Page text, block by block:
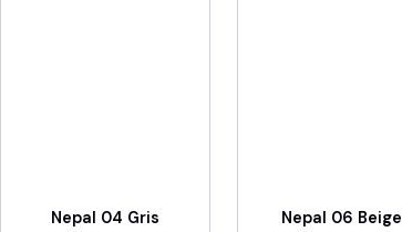
Nepal 04 Gris Nepal 06 Beige